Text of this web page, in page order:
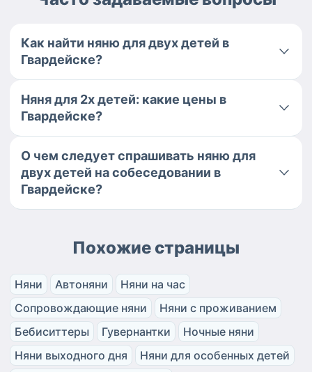
Как найти няню для двух детей в
Гвардейске?
Няня для 2х детей: какие цены в
Гвардейске?
О чем следует спрашивать няню для
двух детей на собеседовании в
Гвардейске?
Похожие страницы
Няни Автоняни
Няни на час
Сопровождающие няни
Няни с проживанием
Бебиситтеры
Гувернантки
Ночные няни
Няни выходного дня
Няни для особенных детей